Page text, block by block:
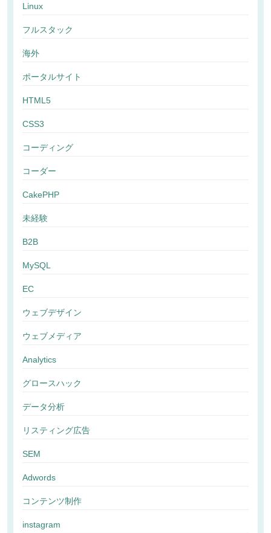
Linux
フルスタック
海外
ポータルサイト
HTML5
CSS3
コーディング
コーダー
CakePHP
未経験
B2B
MySQL
EC
ウェブデザイン
ウェブメディア
Analytics
グロースハック
データ分析
リスティング広告
SEM
Adwords
コンテンツ制作
instagram